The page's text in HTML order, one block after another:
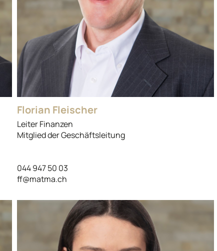
Florian Fleischer
Leiter Finanzen
Mitglied der Geschäftsleitung
044 947 50 03
ff@matma.ch